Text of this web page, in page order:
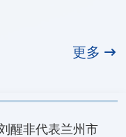
更多
学生刘醒非
六届运动会
醒非代表兰州市